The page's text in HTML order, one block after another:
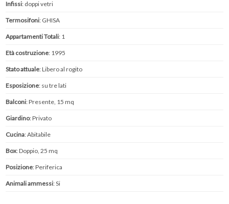
Infissi: doppi vetri
Termosifoni: GHISA
Appartamenti Totali: 1
Età costruzione: 1995
Stato attuale: Libero al rogito
Esposizione: su tre lati
Balconi: Presente, 15 mq
Giardino: Privato
Cucina: Abitabile
Box: Doppio, 25 mq
Posizione: Periferica
Animali ammessi: Si